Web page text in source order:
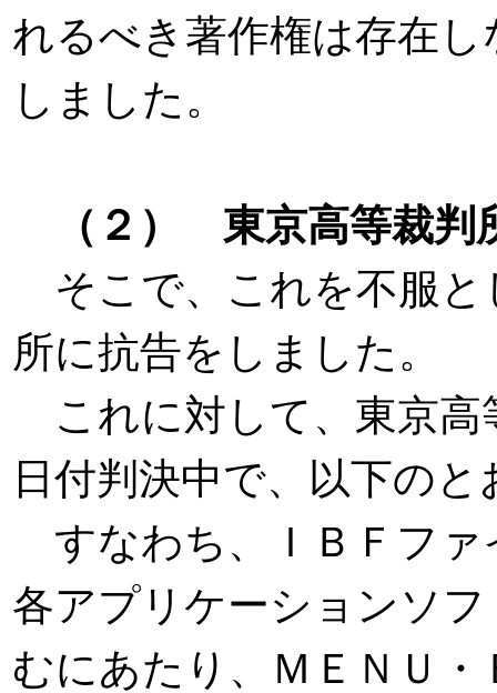
れるべき著作権は存在
しました。
（２） 東京高等裁判
そこで、これを不服と
所に抗告をしました。
これに対して、東京高
日付判決中で、以下の
すなわち、ＩＢＦファ
各アプリケーションソ
むにあたり、ＭＥＮＵ